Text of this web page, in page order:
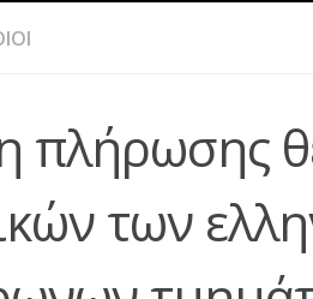
πλήρωσης
των